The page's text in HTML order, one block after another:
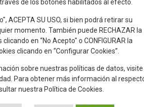
de los botones habilitados al efecto.
ACEPTA SU USO, si bien podrá retirar su
momento. También puede RECHAZAR la
en “No Acepto" o CONFIGURAR la
clicando en “Configurar Cookies”.
sobre nuestras políticas de datos, visite
. Para obtener más información al
nuestra Política de Cookies.